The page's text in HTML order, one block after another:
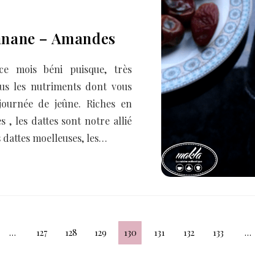
– Amandes
mois béni puisque, très
les nutriments dont vous
de jeûne. Riches en
, les dattes sont notre allié
moelleuses, les…
… 127 128 129 130 131 132 133 …